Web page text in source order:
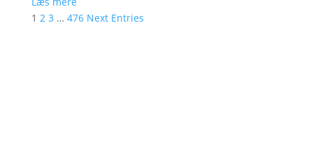
1 2 3 … 476 Next Entries